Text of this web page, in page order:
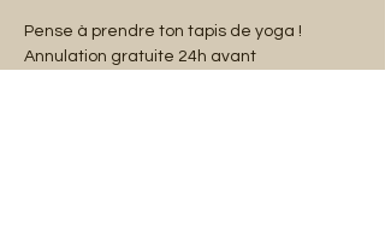
Pense à prendre ton tapis de yoga !
Annulation gratuite 24h avant